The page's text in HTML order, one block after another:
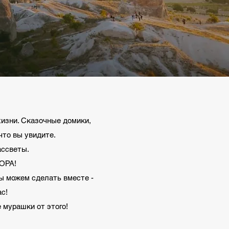
Сказочные домики,
вы увидите.
можем сделать вместе -
от этого!